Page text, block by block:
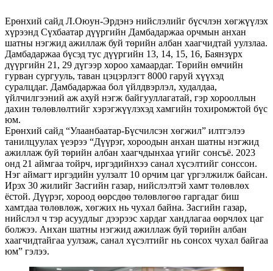
Ерөнхий сайд Л.Оюун-Эрдэнэ нийслэлийг бүсчлэн хөгжүүлэх
хүрээнд Сүхбаатар дүүргийн Дамбадаржаа орчмын анхан
шатны нэгжид ажиллаж буй төрийн албан хаагчидтай уулзлаа.
Дамбадаржаа бүсэд тус дүүргийн 13, 14, 15, 16, Баянзүрх
дүүргийн 21, 29 дүгээр хороо хамаардаг. Төрийн өмчийн
гурван сургууль, таван цэцэрлэгт 8000 гаруй хүүхэд
суралцдаг. Дамбадаржаа бол үйлдвэрлэл, худалдаа,
үйлчилгээний аж ахуй нэгж байгууллагатай, гэр хорооллын
дахин төлөвлөлтийг хэрэгжүүлэхэд хамгийн тохиромжтой бүс
юм.
Ерөнхий сайд “Улаанбаатар-Бүсчилсэн хөгжил” илтгэлээ
танилцуулах үеэрээ “Дүүрэг, хороодын анхан шатны нэгжид
ажиллаж буй төрийн албан хаагчдынхаа үгийг сонсъё. 2023
онд 21 аймгаа тойрч, иргэдийнхээ санал хүсэлтийг сонссон.
Нэг аймагт иргэдийн уулзалт 10 орчим цаг үргэлжилж байсан.
Ирэх 30 жилийг Засгийн газар, нийслэлтэй хамт төлөвлөх
ёстой. Дүүрэг, хороод өөрсдөө төлөвлөгөө гаргадаг биш
хамтдаа төлөвлөж, хөгжих нь чухал байна. Засгийн газар,
нийслэл ч тэр асуудлыг дээрээс хардаг хандлагаа өөрчлөх цаг
болжээ. Анхан шатны нэгжид ажиллаж буй төрийн албан
хаагчидтайгаа уулзаж, санал хүсэлтийг нь сонсох чухал байгаа
юм” гэлээ.